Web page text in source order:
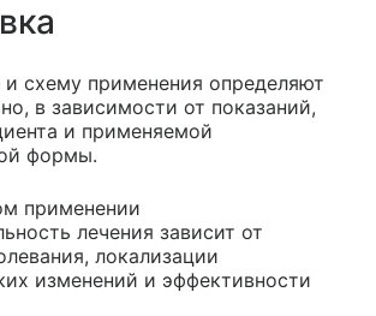
и схему применения определяют
в зависимости от показаний,
и применяемой
формы.
применении
лечения зависит от
локализации
изменений и эффективности